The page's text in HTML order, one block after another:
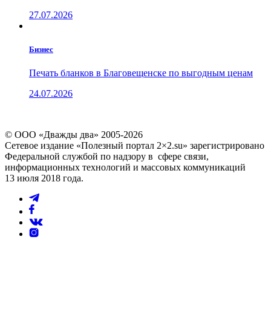
27.07.2026
Бизнес
Печать бланков в Благовещенске по выгодным ценам
24.07.2026
© ООО «Дважды два» 2005-2026
Сетевое издание «Полезный портал 2×2.su» зарегистрировано
Федеральной службой по надзору в сфере связи,
информационных технологий и массовых коммуникаций
13 июля 2018 года.